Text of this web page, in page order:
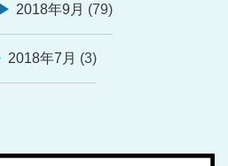
2018年9月 (79)
2018年7月 (3)